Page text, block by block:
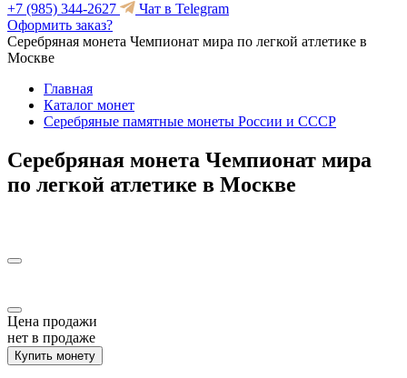
+7 (985) 344-2627
Чат в Telegram
Оформить заказ?
Серебряная монета Чемпионат мира по легкой атлетике в
Москве
Главная
Каталог монет
Серебряные памятные монеты России и СССР
Серебряная монета Чемпионат мира
по легкой атлетике в Москве
Цена продажи
нет в продаже
Купить монету